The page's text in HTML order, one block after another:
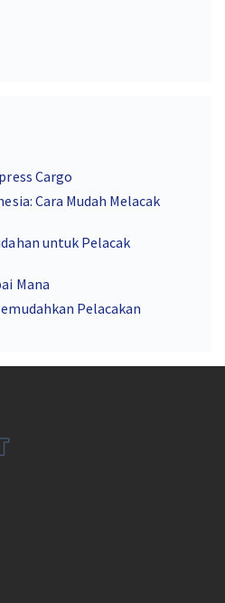
Cargo
Cara Mudah Melacak
untuk Pelacak
Mana
Pelacakan